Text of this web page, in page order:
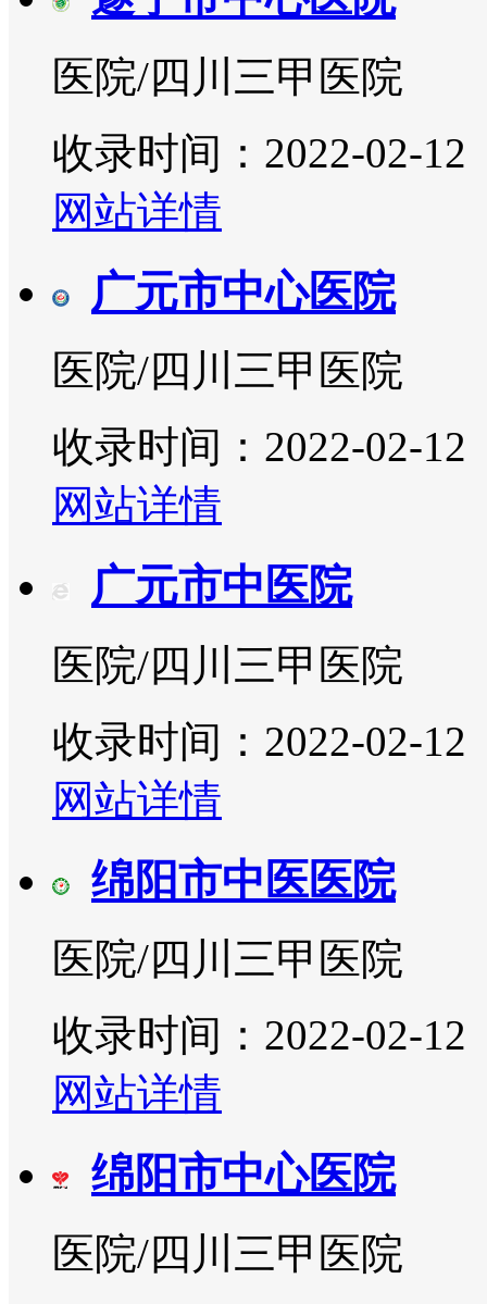
医院/四川三甲医院
收录时间：2022-02-12
网站详情
广元市中心医院
医院/四川三甲医院
收录时间：2022-02-12
网站详情
广元市中医院
医院/四川三甲医院
收录时间：2022-02-12
网站详情
绵阳市中医医院
医院/四川三甲医院
收录时间：2022-02-12
网站详情
绵阳市中心医院
医院/四川三甲医院